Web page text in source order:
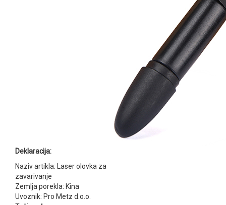
Deklaracija:
Naziv artikla: Laser olovka za
zavarivanje
Zemlja porekla: Kina
Uvoznik: Pro Metz d.o.o.